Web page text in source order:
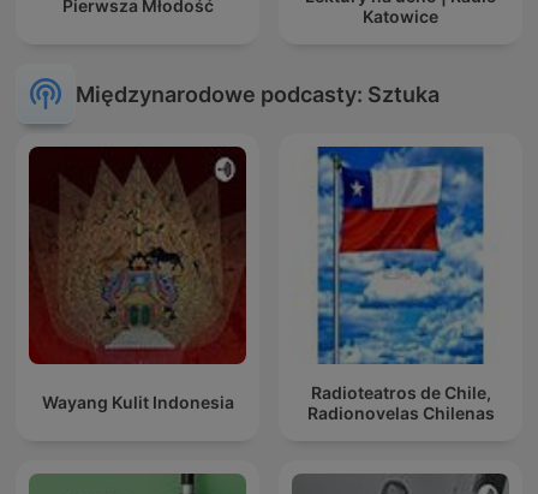
Pierwsza Młodość
Katowice
Międzynarodowe podcasty: Sztuka
Wayang Kulit Indonesia
Radioteatros de Chile,
Radionovelas Chilenas